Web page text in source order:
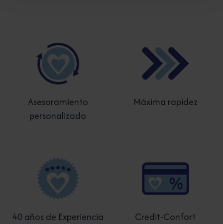
Asesoramiento
personalizado
Máxima rapidez
40 años de Experiencia Credit-Confort